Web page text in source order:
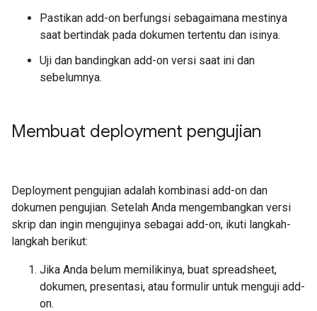
Pastikan add-on berfungsi sebagaimana mestinya
saat bertindak pada dokumen tertentu dan isinya.
Uji dan bandingkan add-on versi saat ini dan
sebelumnya.
Membuat deployment pengujian
Deployment pengujian adalah kombinasi add-on dan
dokumen pengujian. Setelah Anda mengembangkan versi
skrip dan ingin mengujinya sebagai add-on, ikuti langkah-
langkah berikut:
Jika Anda belum memilikinya, buat spreadsheet,
dokumen, presentasi, atau formulir untuk menguji add-
on.